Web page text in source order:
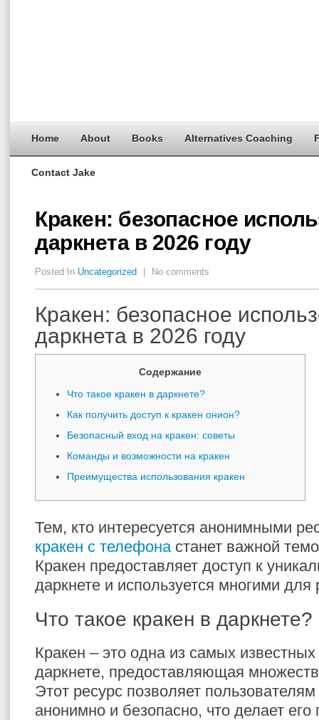
Home About Books Alternatives Coaching
Contact Jake
Кракен: безопасное
даркнета в 2026 году
Posted In Uncategorized No comments
Кракен: безопасное
даркнета в 2026 году
Содержание
Что такое кракен в даркнете?
Как получить доступ к кракен онион?
Безопасный вход на кракен: советы
Команды и возможности на кракен
Преимущества использования кракен
Тем, кто интересуется анонимными
кракен с телефонастанет важной
Кракен предоставляет доступ к
даркнете и используется многими
Что такое кракен в даркнете?
Кракен – это одна из самых
даркнете, предоставляющая
Этот ресурс позволяет
анонимно и безопасно, что делает